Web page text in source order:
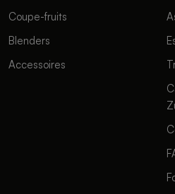
Coupe-fruits
Blenders
Accessoires